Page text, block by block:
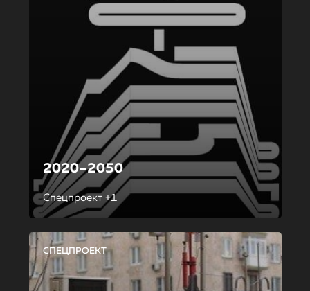
2020–2050
Спецпроект +1
СПЕЦПРОЕКТ